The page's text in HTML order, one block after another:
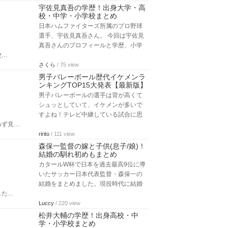
宇佐見真吾の学歴！出身大学・高
校・中学・小学校まとめ
日本ハムファイターズ所属のプロ野球
選手、宇佐見真吾さん。 今回は宇佐見
真吾さんのプロフィールと学歴、小学
…
さくら / 75 view
男子バレーボール歴代イケメンラ
ンキングTOP15大発表【最新版】
男子バレーボールの選手は背が高くて
シュッとしていて、イケメンが多いで
すよね！テレビ中継している試合に思
ず見…
ririto / 111 view
森保一監督の嫁と子供(息子/娘)！
結婚の馴れ初めもまとめ
カタールW杯で日本を過去最高9位に導
いたサッカー日本代表監督・森保一の
結婚をまとめました。現役時代に結婚
た…
Luccy / 220 view
松井大輔の学歴！出身高校・中
学・小学校まとめ